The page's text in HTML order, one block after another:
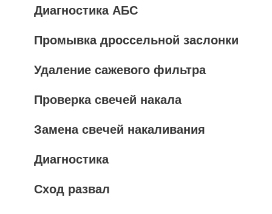
Диагностика АБС
Промывка дроссельной заслонки
Удаление сажевого фильтра
Проверка свечей накала
Замена свечей накаливания
Диагностика
Сход развал